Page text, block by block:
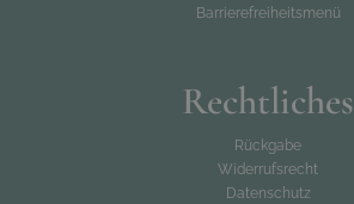
Barrierefreiheitsmenü
Rechtliches
Rückgabe
Widerrufsrecht
Datenschutz